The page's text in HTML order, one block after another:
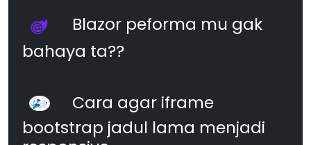
Blazor peforma mu gak
bahaya ta??
Cara agar iframe
bootstrap jadul lama menjadi